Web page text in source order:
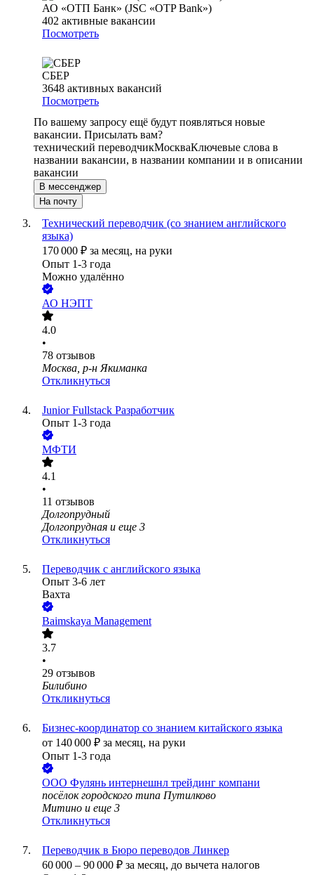
АО «ОТП Банк» (JSC «OTP Bank»)
402 активные вакансии
Посмотреть
СБЕР
3648 активных вакансий
Посмотреть
По вашему запросу ещё будут появляться новые
вакансии. Присылать вам?
технический переводчикМоскваКлючевые слова в
названии вакансии, в названии компании и в описании
вакансии
В мессенджер
На почту
Технический переводчик (со знанием английского
языка)
170 000 ₽ за месяц, на руки
Опыт 1-3 года
Можно удалённо
АО НЭПТ
4.0
•
78 отзывов
Москва, р-н Якиманка
Откликнуться
Junior Fullstack Разработчик
Опыт 1-3 года
МФТИ
4.1
•
11 отзывов
Долгопрудный
Долгопрудная и еще 3
Откликнуться
Переводчик с английского языка
Опыт 3-6 лет
Вахта
Baimskaya Management
3.7
•
29 отзывов
Билибино
Откликнуться
Бизнес-координатор со знанием китайского языка
от 140 000 ₽ за месяц, на руки
Опыт 1-3 года
ООО Фулянь интернешнл трейдинг компани
посёлок городского типа Путилково
Митино и еще 3
Откликнуться
Переводчик в Бюро переводов Линкер
60 000 – 90 000 ₽ за месяц, до вычета налогов